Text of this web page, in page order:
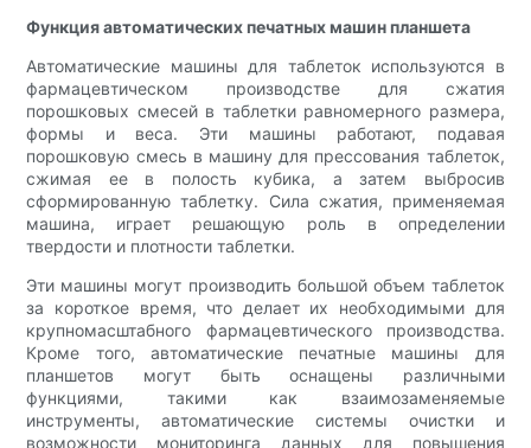
Функция автоматических печатных машин планшета
Автоматические машины для таблеток используются в
фармацевтическом производстве для сжатия
порошковых смесей в таблетки равномерного размера,
формы и веса. Эти машины работают, подавая
порошковую смесь в машину для прессования таблеток,
сжимая ее в полость кубика, а затем выбросив
сформированную таблетку. Сила сжатия, применяемая
машина, играет решающую роль в определении
твердости и плотности таблетки.
Эти машины могут производить большой объем таблеток
за короткое время, что делает их необходимыми для
крупномасштабного фармацевтического производства.
Кроме того, автоматические печатные машины для
планшетов могут быть оснащены различными
функциями, такими как взаимозаменяемые
инструменты, автоматические системы очистки и
возможности мониторинга данных для повышения